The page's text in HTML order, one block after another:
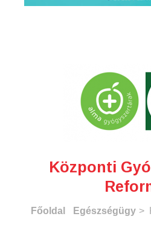
Központi
Főoldal Egészségügy >